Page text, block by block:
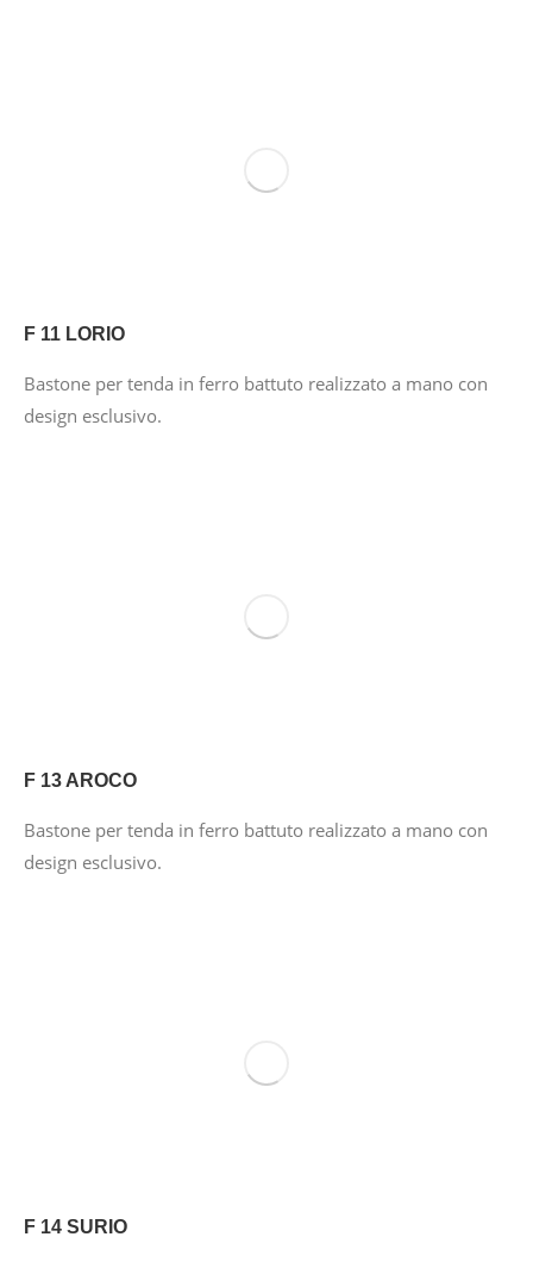
F 11 LORIO
Bastone per tenda in ferro battuto realizzato a mano con
design esclusivo.
F 13 AROCO
Bastone per tenda in ferro battuto realizzato a mano con
design esclusivo.
F 14 SURIO